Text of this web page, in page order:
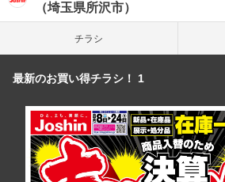
（埼玉県所沢市）
チラシ
最新のお買い得チラシ！ 1